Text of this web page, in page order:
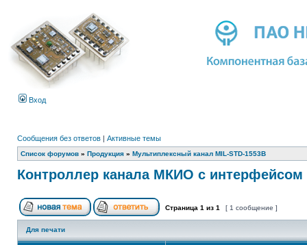
Вход
Сообщения без ответов | Активные темы
Список форумов » Продукция » Мультиплексный канал MIL-STD-1553B
Контроллер канала МКИО с интерфейсом
Страница 1 из 1 [ 1 сообщение ]
Для печати